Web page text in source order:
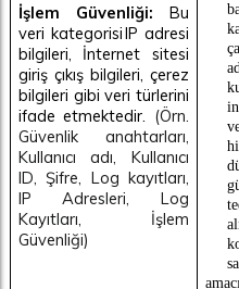
İşlem Güvenliği: Bu
veri kategorisi IP adresi
bilgileri, İnternet sitesi
giriş çıkış bilgileri, çerez
bilgileri gibi veri türlerini
ifade etmektedir. (Örn.
Güvenlik anahtarları,
Kullanıcı adı, Kullanıcı
ID, Şifre, Log kayıtları,
IP Adresleri, Log
Kayıtları, İşlem
Güvenliği)